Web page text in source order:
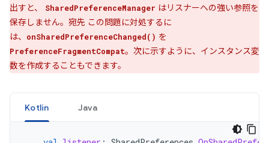
出すと、
SharedPreferenceManager はリスナーへの強い参照を
保存しません。宛先 この問題に対処するに
は、
onSharedPreferenceChanged() を
PreferenceFragmentCompat。次に示すように、インスタンス変
数を作成することもできます。
Kotlin Java